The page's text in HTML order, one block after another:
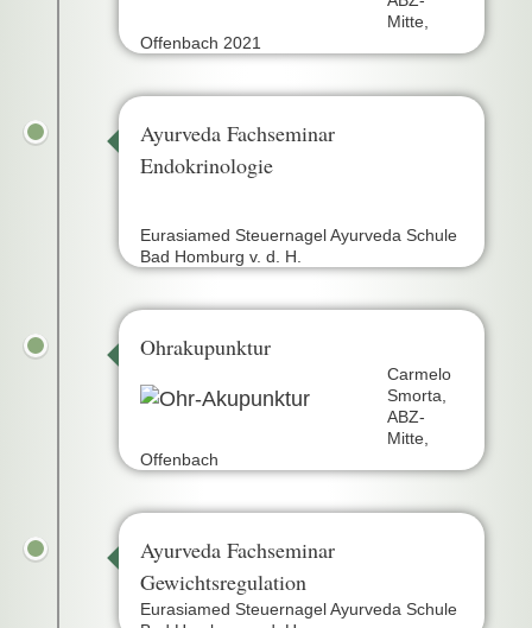
Mitte,
Offenbach 2021
Ayurveda Fachseminar
Endokrinologie
Eurasiamed Steuernagel Ayurveda Schule
Bad Homburg v. d. H.
Ohrakupunktur
Carmelo
Smorta,
ABZ-
Mitte,
Offenbach
Ayurveda Fachseminar
Gewichtsregulation
Eurasiamed Steuernagel Ayurveda Schule